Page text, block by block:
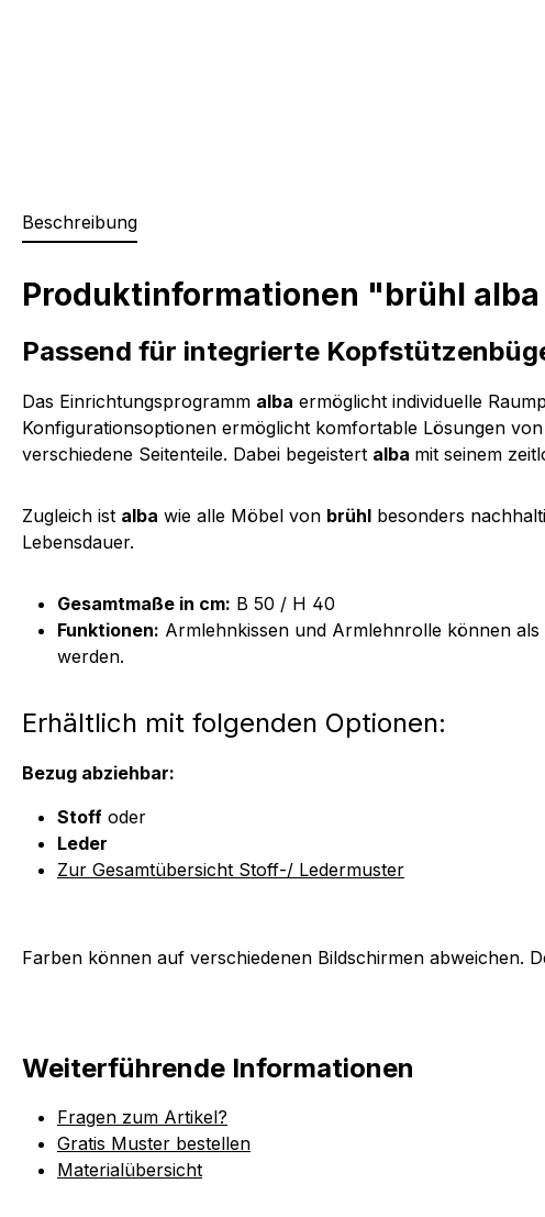
Beschreibung
Produktinformationen "brühl
Passend für integrierte
Das Einrichtungsprogramm alba ermöglicht individuelle
Konfigurationsoptionen ermöglicht komfortable Lösungen
verschiedene Seitenteile. Dabei begeistert alba mit seinem
Zugleich ist alba wie alle Möbel von brühl besonders
Lebensdauer.
Gesamtmaße in cm: B 50 / H 40
Funktionen: Armlehnkissen und Armlehnrolle können
werden.
Erhältlich mit folgenden Optionen:
Bezug abziehbar:
Stoff oder
Leder
Zur Gesamtübersicht Stoff-/ Ledermuster
Farben können auf verschiedenen Bildschirmen abweichen.
Weiterführende Informationen
Fragen zum Artikel?
Gratis Muster bestellen
Materialübersicht